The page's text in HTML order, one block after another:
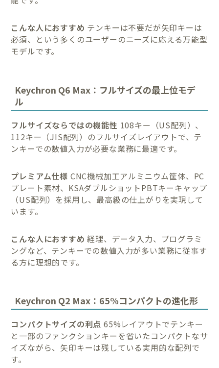
こんな人におすすめ テンキーは不要だが矢印キーは
必須、という多くのユーザーのニーズに応える万能型
モデルです。
Keychron Q6 Max：フルサイズの最上位モデ
ル
フルサイズならではの機能性 108キー（US配列）、
112キー（JIS配列）のフルサイズレイアウトで、テ
ンキーでの数値入力が必要な業務に最適です。
プレミアム仕様 CNC機械加工アルミニウム筐体、PC
プレート素材、KSAダブルショットPBTキーキャップ
（US配列）を採用し、最高級の仕上がりを実現して
います。
こんな人におすすめ 経理、データ入力、プログラミ
ングなど、テンキーでの数値入力が多い業務に従事す
る方に理想的です。
Keychron Q2 Max：65%コンパクトの進化形
コンパクトサイズの利点 65%レイアウトでテンキー
と一部のファンクションキーを省いたコンパクトなサ
イズながら、矢印キーは残している実用的な配列で
す。